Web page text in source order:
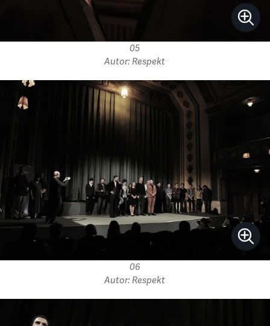
05
Autor: Respekt
06
Autor: Respekt